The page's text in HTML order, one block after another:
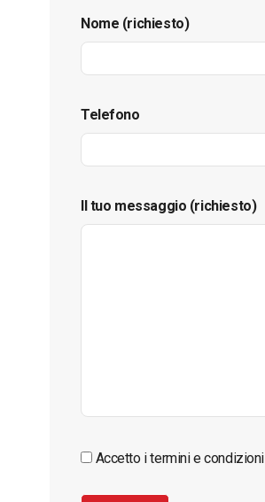
Nome (richiesto)
Telefono
Il tuo messaggio (richiesto)
Accetto i termini e condizioni